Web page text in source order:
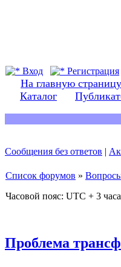
Вход
Регистрация
На главную
Каталог
Сообщения без ответов |
Список форумов »
Часовой пояс: UTC + 3
Проблема